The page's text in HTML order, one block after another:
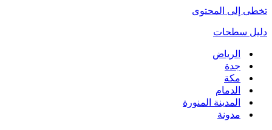
تخطى إلى المحتوى
دليل سطحات
الرياض
جدة
مكة
الدمام
المدينة المنورة
مدونة